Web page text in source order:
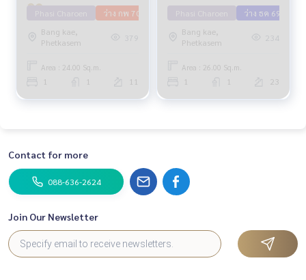
🟢🟡
ว่าง กพ 70
Bang kae,
Phetkasem
379
Area : 24.00 Sq.m.
1 1 11
ว่าง ธค 69
Bang kae,
Phetkasem
234
Area : 26.00 Sq.m.
1 1 23
Contact for more
088-636-2624
Join Our Newsletter